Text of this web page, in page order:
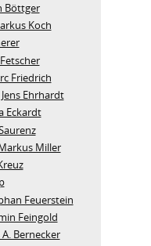
Böttger
Koch
Friedrich
Ehrhardt
Eckardt
Miller
Feuerstein
Feingold
Bernecker